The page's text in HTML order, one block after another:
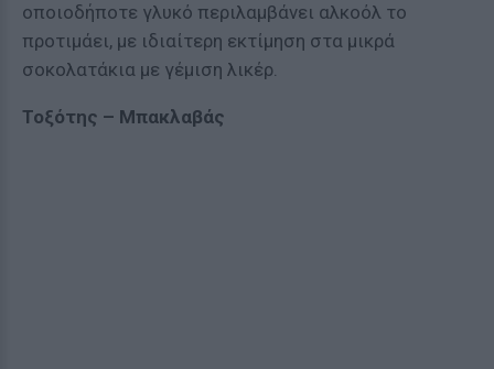
οποιοδήποτε γλυκό περιλαμβάνει αλκοόλ το
προτιμάει, με ιδιαίτερη εκτίμηση στα μικρά
σοκολατάκια με γέμιση λικέρ.
Τοξότης – Μπακλαβάς